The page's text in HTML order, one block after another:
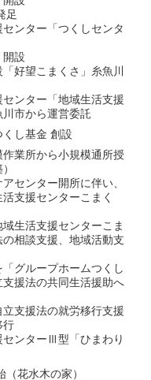
足
ンター「つくしセンタ
開設
好望こまくさ」糸魚川
ンター「地域生活支援
市から運営委託
し基金 創設
作業所から小規模通所授
センター開所に伴い、
支援センターこまく
域生活支援センターこま
相談支援、地域活動支
グループホームつくし
援法の共同生活援助へ
立支援法の就労移行支援
行
センターⅢ型「ひまわり
花水木の家）